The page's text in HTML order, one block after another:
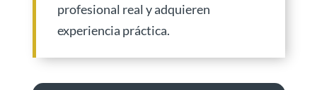
profesional real y adquieren
experiencia práctica.